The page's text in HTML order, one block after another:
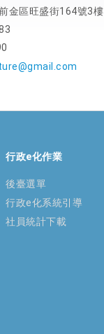
金區旺盛街164號3樓
行政e化作業
後臺選單
行政e化系統引導
社員統計下載